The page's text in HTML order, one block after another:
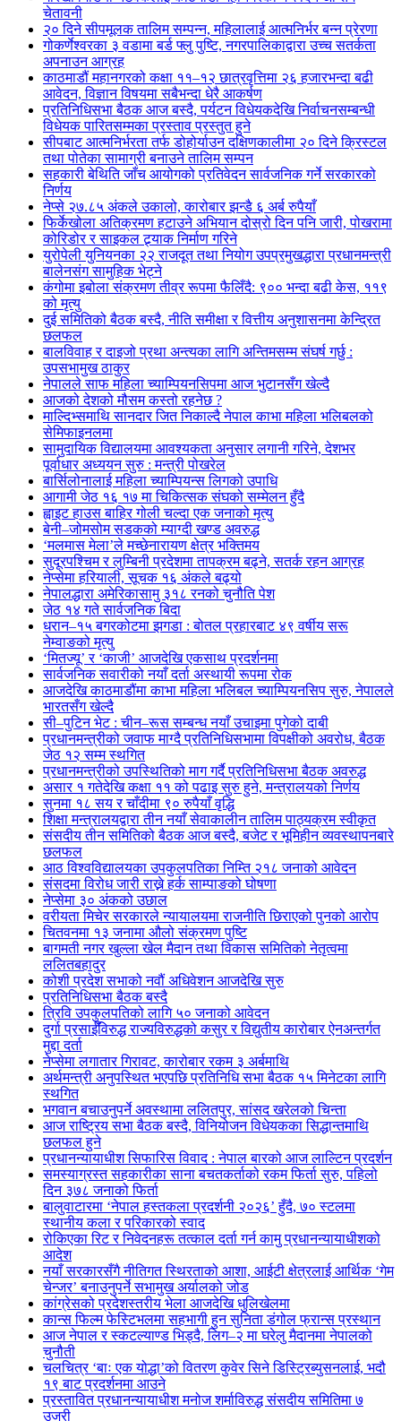
चेतावनी
२० दिने सीपमूलक तालिम सम्पन्न, महिलालाई आत्मनिर्भर बन्न प्रेरणा
गोकर्णेश्वरका ३ वडामा बर्ड फ्लु पुष्टि, नगरपालिकाद्वारा उच्च सतर्कता
अपनाउन आग्रह
काठमाडौं महानगरको कक्षा ११–१२ छात्रवृत्तिमा २६ हजारभन्दा बढी
आवेदन, विज्ञान विषयमा सबैभन्दा धेरै आकर्षण
प्रतिनिधिसभा बैठक आज बस्दै, पर्यटन विधेयकदेखि निर्वाचनसम्बन्धी
विधेयक पारितसम्मका प्रस्ताव प्रस्तुत हुने
सीपबाट आत्मनिर्भरता तर्फ डोहोर्याउन दक्षिणकालीमा २० दिने क्रिस्टल
तथा पोतेका सामाग्री बनाउने तालिम सम्पन
सहकारी बेथिति जाँच आयोगको प्रतिवेदन सार्वजनिक गर्ने सरकारको
निर्णय
नेप्से २७.८५ अंकले उकालो, कारोबार झन्डै ६ अर्ब रुपैयाँ
फिर्केखोला अतिक्रमण हटाउने अभियान दोस्रो दिन पनि जारी, पोखरामा
कोरिडोर र साइकल ट्र्याक निर्माण गरिने
युरोपेली युनियनका २२ राजदूत तथा नियोग उपप्रमुखद्धारा प्रधानमन्त्री
बालेनसंग सामुहिक भेट्ने
कंगोमा इबोला संक्रमण तीव्र रूपमा फैलिँदै: ९०० भन्दा बढी केस, ११९
को मृत्यु
दुई समितिको बैठक बस्दै, नीति समीक्षा र वित्तीय अनुशासनमा केन्द्रित
छलफल
बालविवाह र दाइजो प्रथा अन्त्यका लागि अन्तिमसम्म संघर्ष गर्छु :
उपसभामुख ठाकुर
नेपालले साफ महिला च्याम्पियनसिपमा आज भुटानसँग खेल्दै
आजको देशको मौसम कस्तो रहनेछ ?
माल्दिभ्समाथि सानदार जित निकाल्दै नेपाल काभा महिला भलिबलको
सेमिफाइनलमा
सामुदायिक विद्यालयमा आवश्यकता अनुसार लगानी गरिने, देशभर
पूर्वाधार अध्ययन सुरु : मन्त्री पोखरेल
बार्सिलोनालाई महिला च्याम्पियन्स लिगको उपाधि
आगामी जेठ १६ १७ मा चिकित्सक संघको सम्मेलन हुँदै
ह्वाइट हाउस बाहिर गोली चल्दा एक जनाको मृत्यु
बेनी–जोमसोम सडकको म्याग्दी खण्ड अवरुद्ध
‘मलमास मेला’ले मच्छेनारायण क्षेत्र भक्तिमय
सुदूरपश्चिम र लुम्बिनी प्रदेशमा तापक्रम बढ्ने, सतर्क रहन आग्रह
नेप्सेमा हरियाली, सूचक १६ अंकले बढ्यो
नेपालद्धारा अमेरिकासामु ३१८ रनको चुनौति पेश
जेठ १४ गते सार्वजनिक बिदा
धरान–१५ बगरकोटमा झगडा : बोतल प्रहारबाट ४९ वर्षीय सरू
नेम्वाङको मृत्यु
‘मितज्यू’ र ‘काजी’ आजदेखि एकसाथ प्रदर्शनमा
सार्वजनिक सवारीको नयाँ दर्ता अस्थायी रूपमा रोक
आजदेखि काठमाडौंमा काभा महिला भलिबल च्याम्पियनसिप सुरु, नेपालले
भारतसँग खेल्दै
सी–पुटिन भेट : चीन–रूस सम्बन्ध नयाँ उचाइमा पुगेको दाबी
प्रधानमन्त्रीको जवाफ माग्दै प्रतिनिधिसभामा विपक्षीको अवरोध, बैठक
जेठ १२ सम्म स्थगित
प्रधानमन्त्रीको उपस्थितिको माग गर्दै प्रतिनिधिसभा बैठक अवरुद्ध
असार १ गतेदेखि कक्षा ११ को पढाइ सुरु हुने, मन्त्रालयको निर्णय
सुनमा १८ सय र चाँदीमा ९० रुपैयाँ वृद्धि
शिक्षा मन्त्रालयद्वारा तीन नयाँ सेवाकालीन तालिम पाठ्यक्रम स्वीकृत
संसदीय तीन समितिको बैठक आज बस्दै, बजेट र भूमिहीन व्यवस्थापनबारे
छलफल
आठ विश्वविद्यालयका उपकुलपतिका निम्ति २१८ जनाको आवेदन
संसदमा विरोध जारी राख्ने हर्क साम्पाङको घोषणा
नेप्सेमा ३० अंकको उछाल
वरीयता मिचेर सरकारले न्यायालयमा राजनीति छिराएको पुनको आरोप
चितवनमा १३ जनामा औलो संक्रमण पुष्टि
बागमती नगर खुल्ला खेल मैदान तथा विकास समितिको नेतृत्वमा
ललितबहादुर
कोशी प्रदेश सभाको नवौं अधिवेशन आजदेखि सुरु
प्रतिनिधिसभा बैठक बस्दै
त्रिवि उपकुलपतिको लागि ५० जनाको आवेदन
दुर्गा प्रसाईँविरुद्ध राज्यविरुद्धको कसुर र विद्युतीय कारोबार ऐनअन्तर्गत
मुद्दा दर्ता
नेप्सेमा लगातार गिरावट, कारोबार रकम ३ अर्बमाथि
अर्थमन्त्री अनुपस्थित भएपछि प्रतिनिधि सभा बैठक १५ मिनेटका लागि
स्थगित
भगवान बचाउनुपर्ने अवस्थामा ललितपुर, सांसद खरेलको चिन्ता
आज राष्ट्रिय सभा बैठक बस्दै, विनियोजन विधेयकका सिद्धान्तमाथि
छलफल हुने
प्रधानन्यायाधीश सिफारिस विवाद : नेपाल बारको आज लाल्टिन प्रदर्शन
समस्याग्रस्त सहकारीका साना बचतकर्ताको रकम फिर्ता सुरु, पहिलो
दिन ३७८ जनाको फिर्ता
बालुवाटारमा ‘नेपाल हस्तकला प्रदर्शनी २०२६’ हुँदै, ७० स्टलमा
स्थानीय कला र परिकारको स्वाद
रोकिएका रिट र निवेदनहरू तत्काल दर्ता गर्न कामु प्रधानन्यायाधीशको
आदेश
नयाँ सरकारसँगै नीतिगत स्थिरताको आशा, आईटी क्षेत्रलाई आर्थिक ‘गेम
चेन्जर’ बनाउनुपर्ने सभामुख अर्यालको जोड
कांग्रेसको प्रदेशस्तरीय भेला आजदेखि धुलिखेलमा
कान्स फिल्म फेस्टिभलमा सहभागी हुन सुनिता डंगोल फ्रान्स प्रस्थान
आज नेपाल र स्कटल्याण्ड भिड्दै, लिग–२ मा घरेलु मैदानमा नेपालको
चुनौती
चलचित्र ‘बाः एक योद्धा’को वितरण कुवेर सिने डिस्ट्रिब्युसनलाई, भदौ
१९ बाट प्रदर्शनमा आउने
प्रस्तावित प्रधानन्यायाधीश मनोज शर्माविरुद्ध संसदीय समितिमा ७
उजुरी